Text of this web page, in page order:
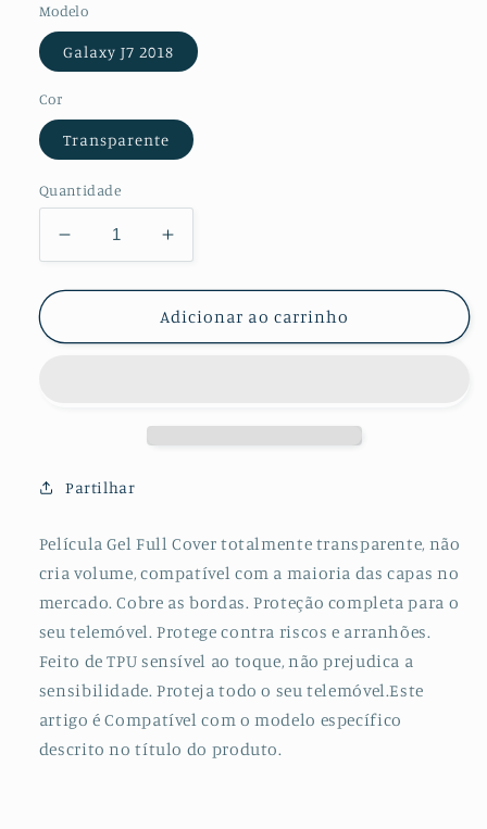
Modelo
Galaxy J7 2018
Cor
Transparente
Quantidade
Diminuir
a
quantidade
Kit
Hydrogel
e
para
Samsung
Galaxy
J7
2018
Aumentar
a
quantidade
de
Kit
Samsung
Galaxy
J7
2018
Adicionar ao carrinho
Partilhar
Película Gel Full Cover totalmente transparente, não
cria volume, compatível com a maioria das capas no
mercado. Cobre as bordas. Proteção completa para o
seu telemóvel. Protege contra riscos e arranhões.
Feito de TPU sensível ao toque, não prejudica a
sensibilidade. Proteja todo o seu telemóvel.Este
artigo é Compatível com o modelo específico
descrito no título do produto.